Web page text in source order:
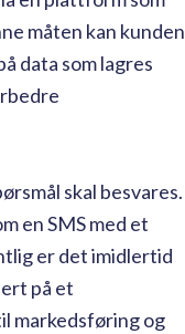
måten kan kunden
data som lagres
skal besvares.
en SMS med et
er det imidlertid
på et
markedsføring og